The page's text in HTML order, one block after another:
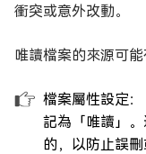
衝突或意外改動。
唯讀檔案的來源可能
檔案屬性設定
記為「唯讀」
的，以防止誤